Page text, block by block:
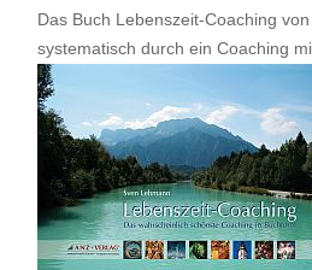
Das Buch Lebenszeit-Coaching
systematisch durch ein Coaching